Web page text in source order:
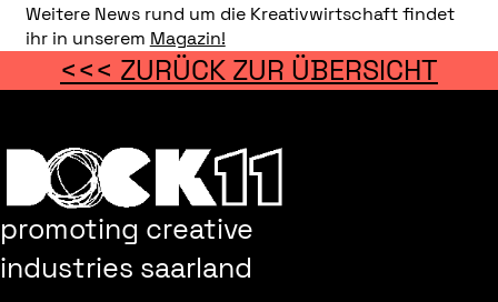
Weitere News rund um die Kreativwirtschaft findet
ihr in unserem Magazin!
<<< ZURÜCK ZUR ÜBERSICHT
promoting creative
industries saarland